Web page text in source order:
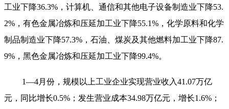
工业下降36.3%，计算机、通信和其他电子设备制造业下降53.
2%，有色金属冶炼和压延加工业下降55.1%，化学原料和化学
制品制造业下降57.3%，石油、煤炭及其他燃料加工业下降87.
9%，黑色金属冶炼和压延加工业下降99.4%。
1—4月份，规模以上工业企业实现营业收入41.07万亿
元，同比增长0.5%；发生营业成本34.98万亿元，增长1.6%；